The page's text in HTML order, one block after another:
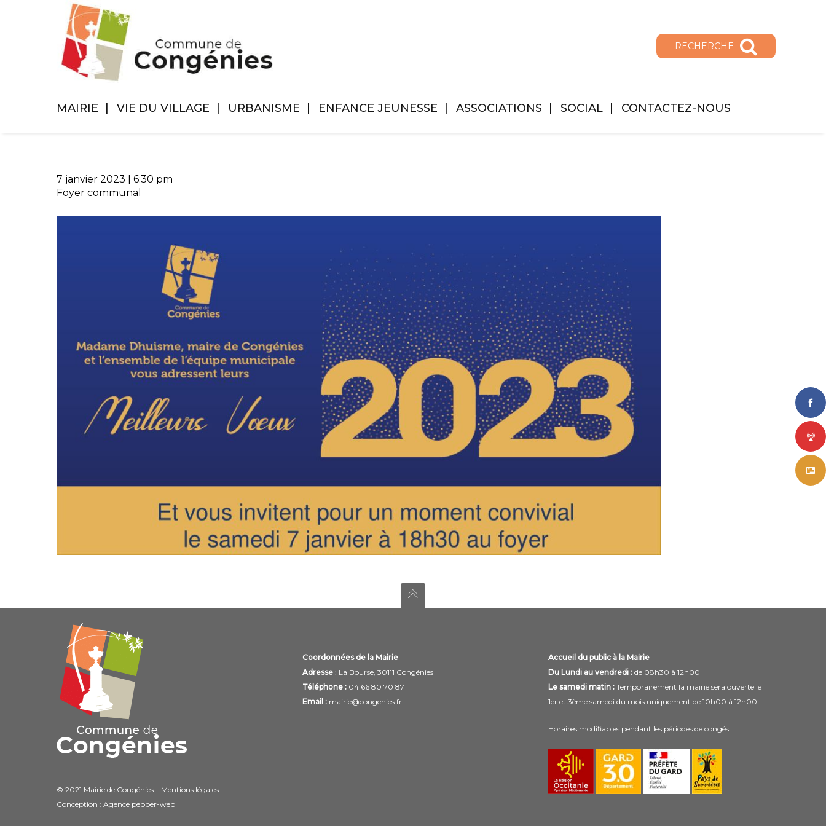
RECHERCHE
MAIRIE VIE DU VILLAGE URBANISME ENFANCE JEUNESSE ASSOCIATIONS SOCIAL CONTACTEZ-NOUS
7 janvier 2023
6:30 pm
Foyer communal
© 2021 Mairie de Congénies – Mentions légales
Conception : Agence pepper-web
Coordonnées de la Mairie
Adresse: La Bourse, 30111 Congénies
Téléphone :04 66 80 70 87
Email : mairie@congenies.fr
Accueil du public à la Mairie
Du Lundi au vendredi :de 08h30 à 12h00
Le samedi matin :Temporairement la mairie sera ouverte le
1er et 3ème samedi du mois uniquement de 10h00 à 12h00
Horaires modifiables pendant les périodes de congés.